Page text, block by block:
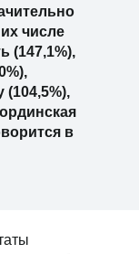
числе
(147,1%),
(104,5%),
в